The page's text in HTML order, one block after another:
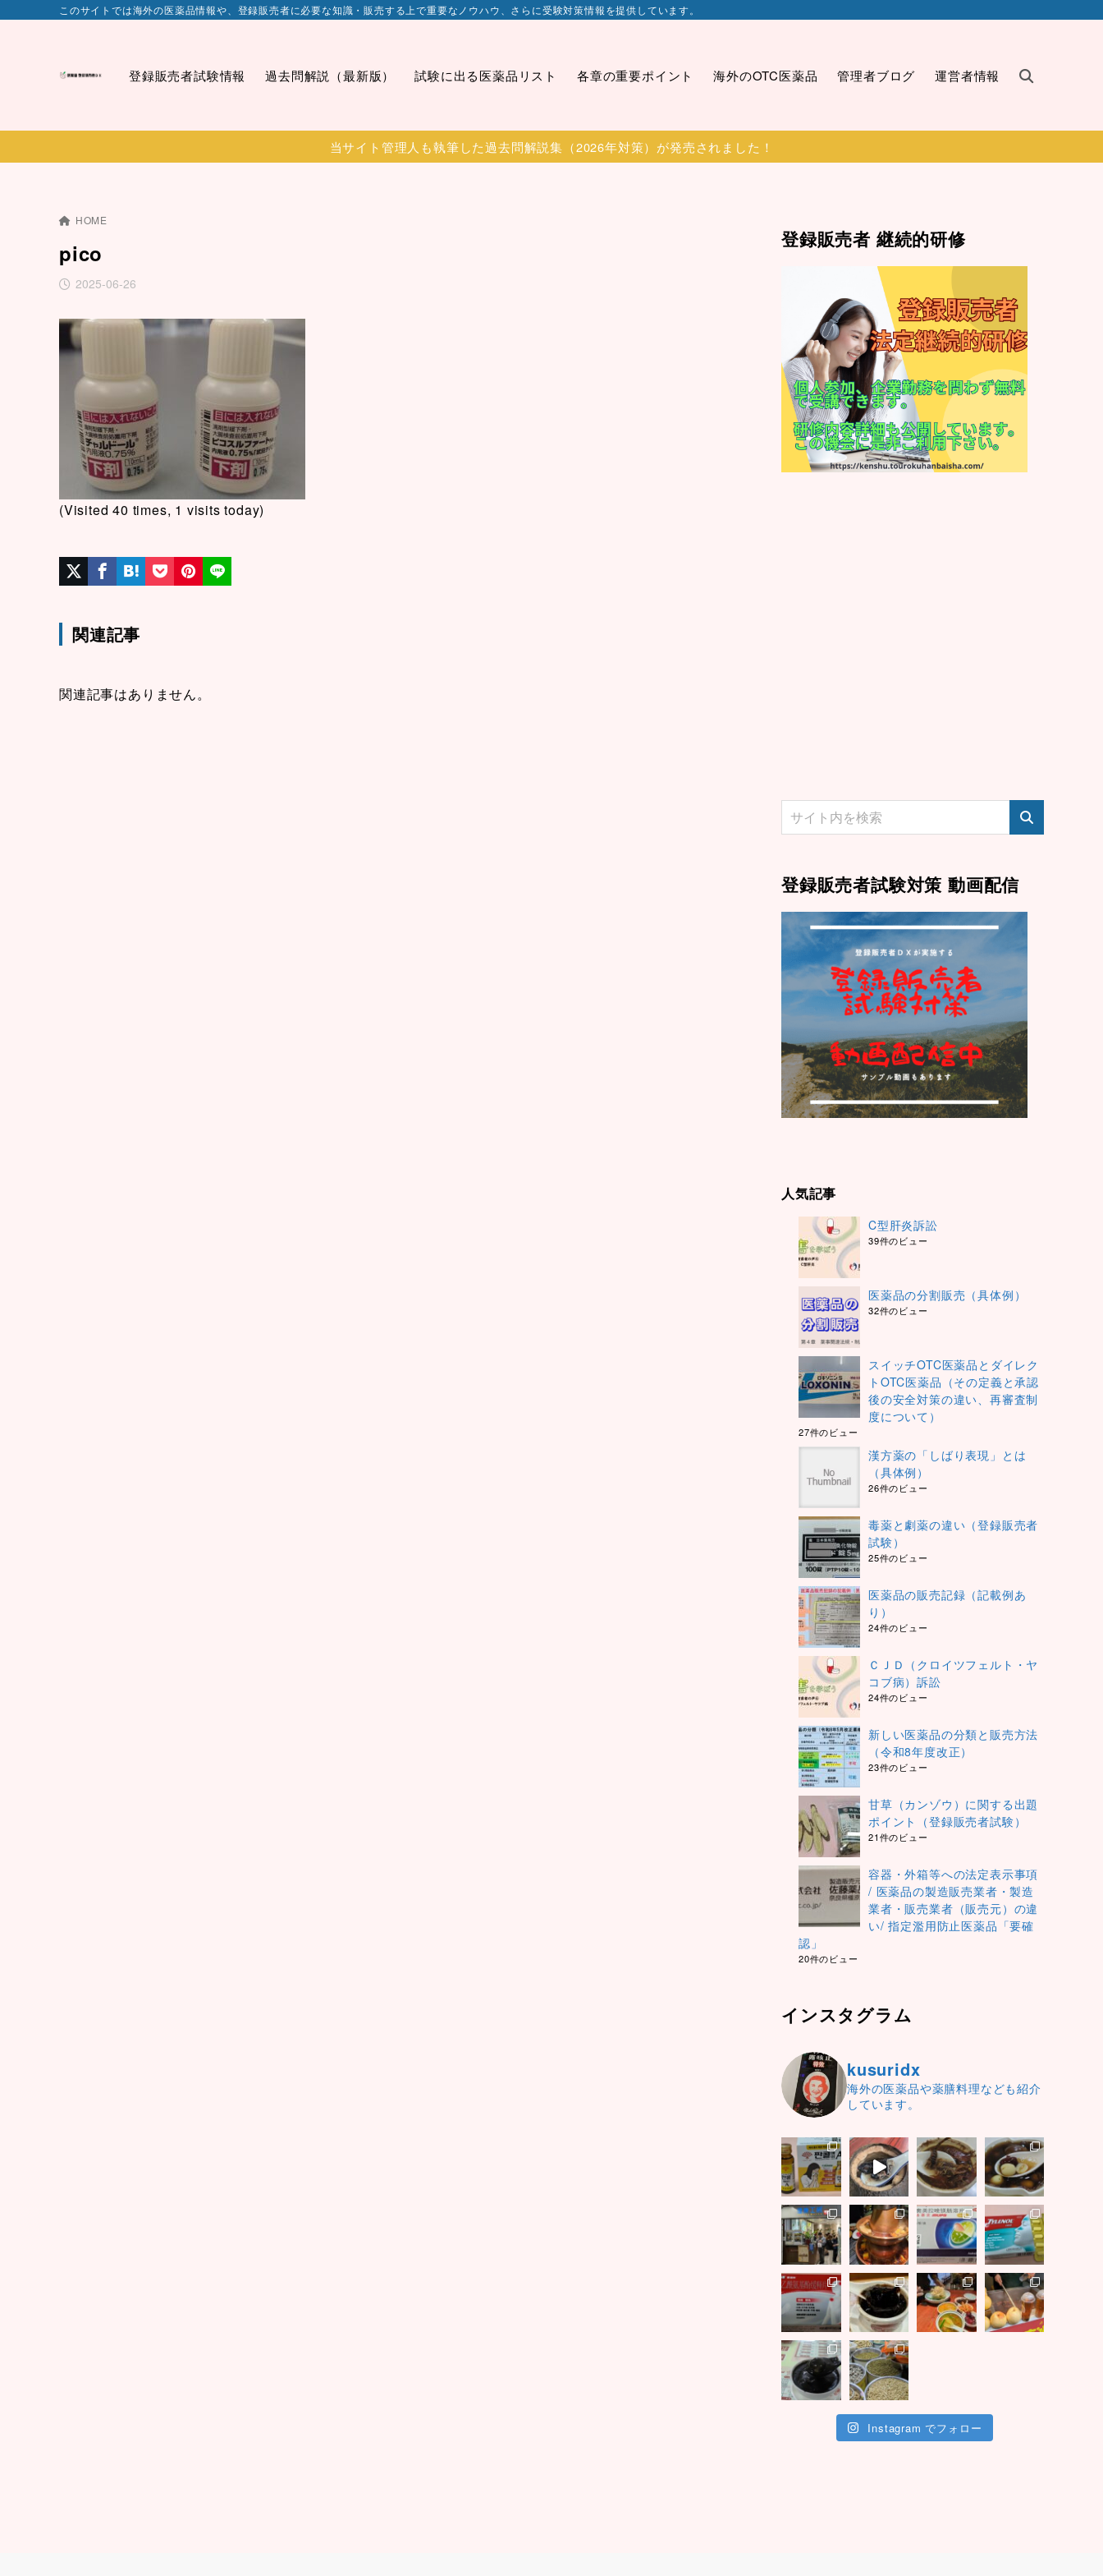
このサイトでは海外の医薬品情報や、登録販売者に必要な知識・販売する上で重要なノウハウ、さらに受験対策情報を提供しています。
登録販売者試験情報 過去問解説（最新版） 試験に出る医薬品リスト 各章の重要ポイント 海外のOTC医薬品 管理者ブログ 運営者情報
当サイト管理人も執筆した過去問解説集（2026年対策）が発売されました！
HOME
pico
2025-06-26
(Visited 40 times, 1 visits today)
関連記事
関連記事はありません。
登録販売者 継続的研修
登録販売者試験対策 動画配信
人気記事
C型肝炎訴訟
39件のビュー
医薬品の分割販売（具体例）
32件のビュー
スイッチOTC医薬品とダイレク
トOTC医薬品（その定義と承認
後の安全対策の違い、再審査制
度について）
27件のビュー
漢方薬の「しばり表現」とは
（具体例）
26件のビュー
毒薬と劇薬の違い（登録販売者
試験）
25件のビュー
医薬品の販売記録（記載例あ
り）
24件のビュー
ＣＪＤ（クロイツフェルト・ヤ
コブ病）訴訟
24件のビュー
新しい医薬品の分類と販売方法
（令和8年度改正）
23件のビュー
甘草（カンゾウ）に関する出題
ポイント（登録販売者試験）
21件のビュー
容器・外箱等への法定表示事項
/ 医薬品の製造販売業者・製造
業者・販売業者（販売元）の違
い/ 指定濫用防止医薬品「要確
認」
20件のビュー
インスタグラム
kusuridx
海外の医薬品や薬膳料理なども紹介
しています。
Instagram でフォロー